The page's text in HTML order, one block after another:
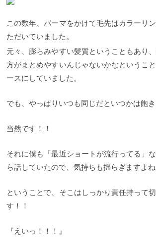
この数年、パーマをかけて毛先はカラーリ
ただいていました。
元々、膨らみやすい髪質ということもあり
方がまとめやすいんじゃないかなというこ
ースにしていました。
でも、やっぱりいつも同じだといつかは飽き
当然です！！
それに僕も「最近ショートが流行ってる」
ら話していたので、気持ちも揺らぎますよね
ということで、そこはしっかり責任持って
す！！
『えいっ！！！』